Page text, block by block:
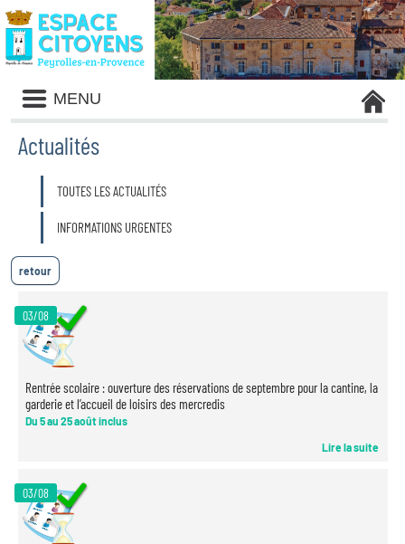
Liste
des
MENU
Actualités
catégories
TOUTES LES ACTUALITÉS
INFORMATIONS URGENTES
03/08
Rentrée scolaire : ouverture des réservations de septembre pour la cantine, la
garderie et l’accueil de loisirs des mercredis
Du 5 au 25 août inclus
Lire la suite
03/08